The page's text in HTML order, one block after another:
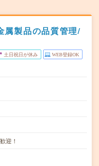
属製品の品質管理/
土日祝日が休み WEB登録OK
迎！